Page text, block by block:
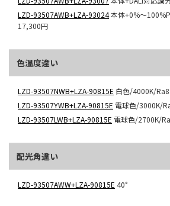
LZD-93507AWB+LZA-93024本体+0%～
17,300円
色温度違い
LZD-93507NWB+LZA-90815E 白色/4000K/
LZD-93507YWB+LZA-90815E 電球色/3000K/
LZD-93507LWB+LZA-90815E 電球色/2700K/
配光角違い
LZD-93507AWW+LZA-90815E 40°